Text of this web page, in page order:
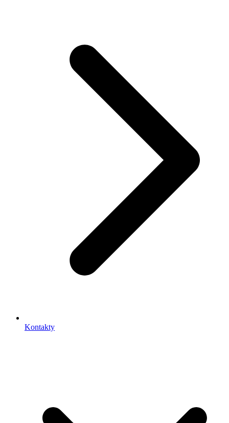
Kontakty